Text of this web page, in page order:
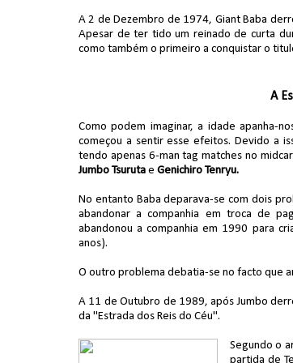
A 2 de Dezembro de 1974, Giant Baba
Apesar de ter tido um reinado de curta
como também o primeiro a conquistar o
A
Como podem imaginar, a idade apanha-
começou a sentir esse efeitos. Devido a
tendo apenas 6-man tag matches no
Jumbo Tsuruta e Genichiro Tenryu.
No entanto Baba deparava-se com dois
abandonar a companhia em troca de
abandonou a companhia em 1990 para
anos).
O outro problema debatia-se no facto que
A 11 de Outubro de 1989, após Jumbo
da "Estrada dos Reis do Céu".
Segundo o
partida de